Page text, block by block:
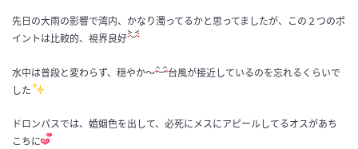
先日の大雨の影響で湾内、かなり濁ってるかと思ってましたが、この２つのポ
イントは比較的、視界良好
水中は普段と変わらず、穏やか〜
台風が接近しているのを忘れるくらいで
した
ドロンパスでは、婚姻色を出して、必死にメスにアピールしてるオスがあち
こちに